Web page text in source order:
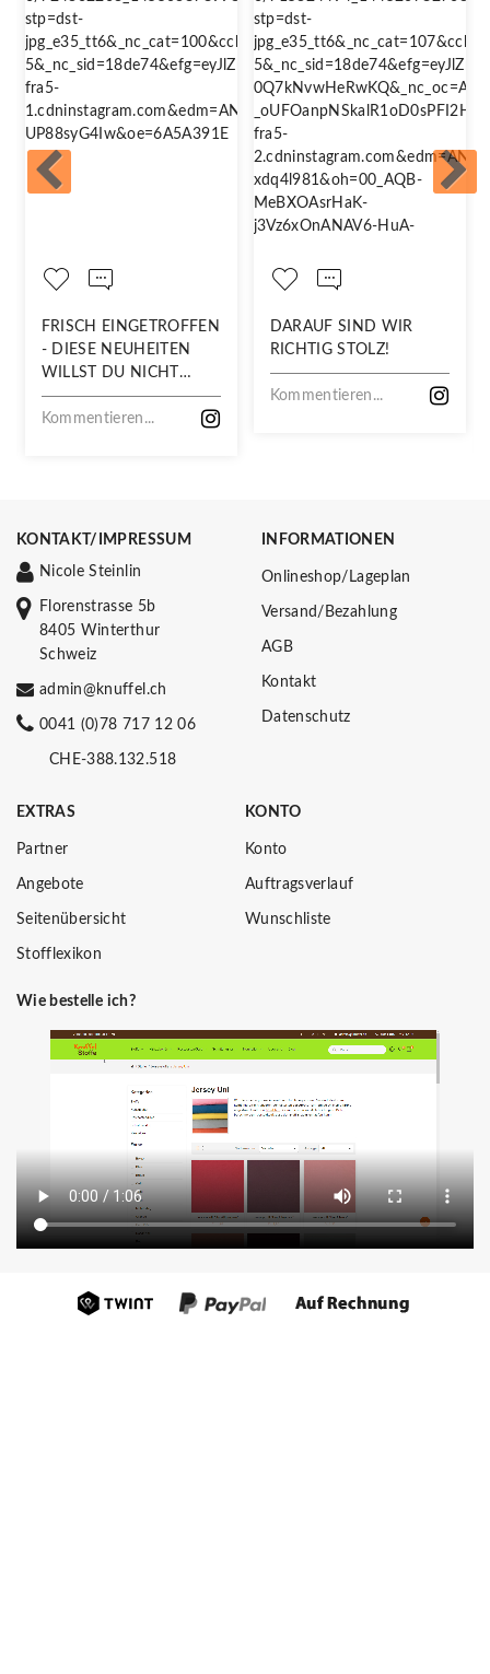
FRISCH EINGETROFFEN
- DIESE NEUHEITEN
WILLST DU NICHT
VERPASSEN!
Kommentieren...
DARAUF SIND WIR
RICHTIG STOLZ!
Kommentieren...
KONTAKT/IMPRESSUM
Nicole Steinlin
Florenstrasse 5b
8405 Winterthur
Schweiz
admin@knuffel.ch
0041 (0)78 717 12 06
CHE-388.132.518
INFORMATIONEN
Onlineshop/Lageplan
Versand/Bezahlung
AGB
Kontakt
Datenschutz
EXTRAS
Partner
Angebote
Seitenübersicht
Stofflexikon
KONTO
Konto
Auftragsverlauf
Wunschliste
Wie bestelle ich?